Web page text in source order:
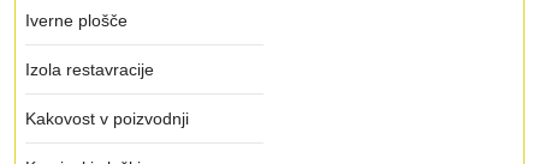
Iverne plošče
Izola restavracije
Kakovost v poizvodnji